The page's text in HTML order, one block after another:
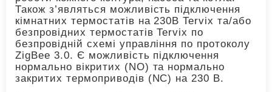
Також з’являться можливість підключення
кімнатних термостатів на 230В Tervix та/або
безпровідних термостатів Tervix по
безпровідній схемі управління по протоколу
ZigBee 3.0. Є можливість підключення
нормально вікритих (NO) та нормально
закритих термоприводів (NC) на 230 В.